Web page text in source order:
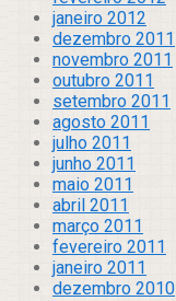
janeiro 2012
dezembro 2011
novembro 2011
outubro 2011
setembro 2011
agosto 2011
julho 2011
junho 2011
maio 2011
abril 2011
março 2011
fevereiro 2011
janeiro 2011
dezembro 2010